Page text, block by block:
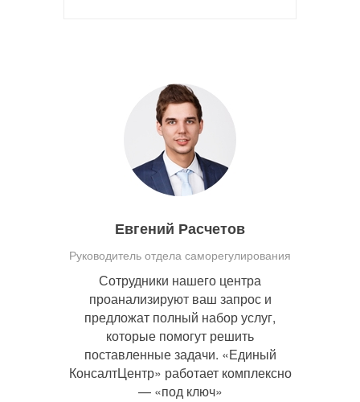
Евгений Расчетов
Руководитель отдела саморегулирования
Сотрудники нашего центра
проанализируют ваш запрос и
предложат полный набор услуг,
которые помогут решить
поставленные задачи. «Единый
КонсалтЦентр» работает комплексно
— «под ключ»